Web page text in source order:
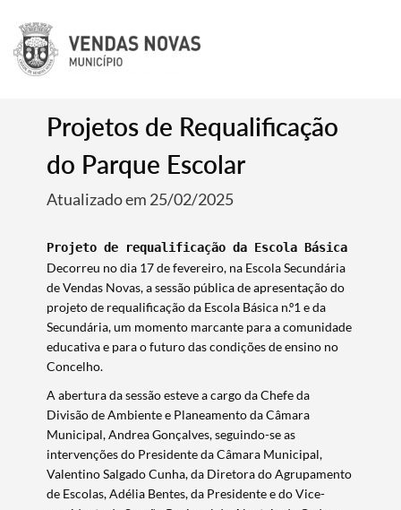
Projetos de Requalificação
do Parque Escolar
Atualizado em 25/02/2025
Projeto de requalificação da Escola Básica n.º1 e
Decorreu no dia 17 de fevereiro, na Escola Secundária
de Vendas Novas, a sessão pública de apresentação do
projeto de requalificação da Escola Básica n.º1 e da
Secundária, um momento marcante para a comunidade
educativa e para o futuro das condições de ensino no
Concelho.
A abertura da sessão esteve a cargo da Chefe da
Divisão de Ambiente e Planeamento da Câmara
Municipal, Andrea Gonçalves, seguindo-se as
intervenções do Presidente da Câmara Municipal,
Valentino Salgado Cunha, da Diretora do Agrupamento
de Escolas, Adélia Bentes, da Presidente e do Vice-